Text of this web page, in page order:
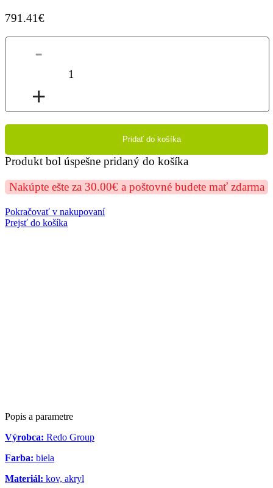
791.41€
-
1
+
Pridať do košíka
Produkt bol úspešne pridaný do košíka
Nakúpte ešte za 30.00€ a poštovné budete mať zdarma
Pokračovať v nakupovaní
Prejsť do košíka
Popis a parametre
Výrobca: Redo Group
Farba: biela
Materiál: kov, akryl